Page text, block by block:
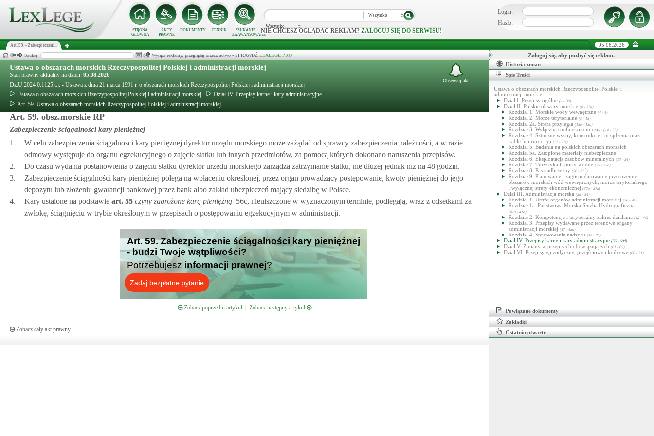
STRONA
GŁÓWNA
AKTY
PRAWNE
DOKUMENTY CENNIK
SZUKANIE
ZAAWANSOWANE
Wszystko
Wszystko
NIE CHCESZ OGLĄDAĆ REKLAM? ZALOGUJ SIĘ DO SERWISU!
Login:
Hasło:
Art. 59. - Zabezpieczeni... 05.08.2026
Szukaj: Wyłącz reklamy, przeglądaj orzecznictwo - SPRAWDŹ LEXLEGE PRO
Ustawa o obszarach morskich Rzeczypospolitej Polskiej i administracji morskiej
Stan prawny aktualny na dzień: 05.08.2026
Dz.U.2024.0.1125 t.j. - Ustawa z dnia 21 marca 1991 r. o obszarach morskich Rzeczypospolitej Polskiej i administracji morskiej
Ustawa o obszarach morskich Rzeczypospolitej Polskiej i administracji morskiej
Dział IV. Przepisy karne i kary administracyjne
Art. 59. Ustawa o obszarach morskich Rzeczypospolitej Polskiej i administracji morskiej
Obserwuj akt
Art. 59. obsz.morskie RP
Zabezpieczenie ściągalności kary pieniężnej
1.
W celu zabezpieczenia ściągalności kary pieniężnej dyrektor urzędu morskiego może zażądać od sprawcy zabezpieczenia należności, a w razie
odmowy występuje do organu egzekucyjnego o zajęcie statku lub innych przedmiotów, za pomocą których dokonano naruszenia przepisów.
2.
Do czasu wydania postanowienia o zajęciu statku dyrektor urzędu morskiego zarządza zatrzymanie statku, nie dłużej jednak niż na 48 godzin.
3.
Zabezpieczenie ściągalności kary pieniężnej polega na wpłaceniu określonej, przez organ prowadzący postępowanie, kwoty pieniężnej do jego
depozytu lub złożeniu gwarancji bankowej przez bank albo zakład ubezpieczeń mający siedzibę w Polsce.
4.
Kary ustalone na podstawie art. 55 czyny zagrożone karą pieniężną–56c, nieuiszczone w wyznaczonym terminie, podlegają, wraz z odsetkami za
zwłokę, ściągnięciu w trybie określonym w przepisach o postępowaniu egzekucyjnym w administracji.
Art. 59. Zabezpieczenie ściągalności kary pieniężnej
- budzi Twoje wątpliwości?
Potrzebujesz informacji prawnej?
Zadaj bezpłatne pytanie
Zobacz poprzedni artykuł| Zobacz następny artykuł
Zobacz cały akt prawny
Zaloguj się, aby pozbyć się reklam.
Historia zmian
Spis Treści
Ustawa o obszarach morskich Rzeczypospolitej Polskiej i
administracji morskiej
Dział I. Przepisy ogólne (1 - 3a)
Dział II. Polskie obszary morskie (4 - 37k)
Rozdział 1. Morskie wody wewnętrzne (4 - 4)
Rozdział 2. Morze terytorialne (5 - 13)
Rozdział 2a. Strefa przyległa (13a - 13b)
Rozdział 3. Wyłączna strefa ekonomiczna (14 - 22)
Rozdział 4. Sztuczne wyspy, konstrukcje i urządzenia oraz
kable lub rurociągi (23 - 27t)
Rozdział 5. Badania na polskich obszarach morskich
Rozdział 5a. Zatopione materiały niebezpieczne
Rozdział 6. Eksploatacja zasobów mineralnych (33 - 34)
Rozdział 7. Turystyka i sporty wodne (35 - 35c)
Rozdział 8. Pas nadbrzeżny (36 - 371 )
Rozdział 9. Planowanie i zagospodarowanie przestrzenne
obszarów morskich wód wewnętrznych, morza terytorialnego
i wyłącznej strefy ekonomicznej (37a - 37k)
Dział III. Administracja morska (38 - 54)
Rozdział 1. Ustrój organów administracji morskiej (38 - 41)
Rozdział 1a. Państwowa Morska Służba Hydrograficzna
(41a - 41e)
Rozdział 2. Kompetencje i terytorialny zakres działania (42 - 46)
Rozdział 3. Przepisy wydawane przez terenowe organy
administracji morskiej (47 - 48a)
Rozdział 4. Sprawowanie nadzoru (49 - 71)
Dział IV. Przepisy karne i kary administracyjne (55 - 60d)
Dział V. Zmiany w przepisach obowiązujących (61 - 65)
Dział VI. Przepisy epizodyczne, przejściowe i końcowe (66 - 71)
Powiązane dokumenty
Zakładki
Ostatnio otwarte